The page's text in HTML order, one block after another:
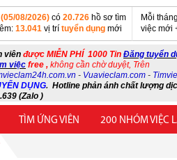
(05/08/2026) có 20.726 hồ sơ tìm
13.041 vị trí tuyển dụng mới
Mỗi
việc mới
viên được MIỄN PHÍ 1000 Tin Đăng tuyển
việc free , không cần chờ duyệt, Trên
- Vuavieclam.com -
DỤNG. Hotline phản ánh chất lượng
(Zalo )
TÌM ỨNG VIÊN 200 NHÓM VIỆC